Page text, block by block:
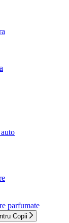
parfumate
Copii